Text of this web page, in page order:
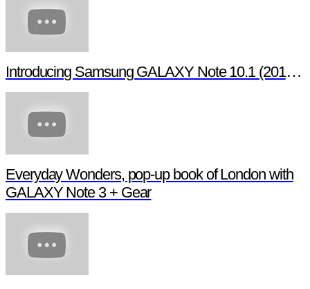
Introducing Samsung GALAXY Note 10.1 (2014 Edition)
Everyday Wonders, pop-up book of London with
GALAXY Note 3 + Gear